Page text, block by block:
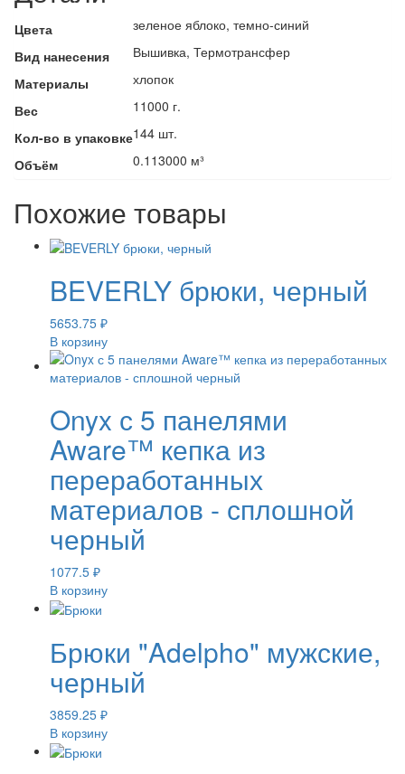
Цвета
зеленое яблоко, темно-синий
Вид нанесения
Вышивка, Термотрансфер
Материалы
хлопок
Вес
11000 г.
Кол-во в упаковке144 шт.
Объём
0.113000 м³
Похожие товары
BEVERLY брюки, черный
5653.75 ₽
В корзину
Onyx с 5 панелями
Aware™ кепка из
переработанных
материалов - сплошной
черный
1077.5 ₽
В корзину
Брюки "Adelpho" мужские,
черный
3859.25 ₽
В корзину